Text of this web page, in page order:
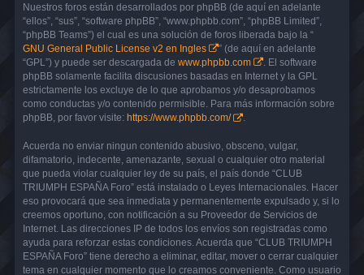
Nuestros foros están desarrollados por phpBB (de aquí en adelante
“ellos”, “sus”, “software phpBB”, “www.phpbb.com”, “phpBB Limited”,
“phpBB Teams”) el cual es una solución de foros liberada bajo la “
GNU General Public License v2 en Ingles
” (de aquí en adelante
“GPL”) y puede ser descargada de www.phpbb.com
. El software
phpBB solamente facilita discusiones basadas en Internet y la GPL
estrictamente los excluye de lo que aprobamos y/o desaprobamos
como conductas y/o contenido permisible. Para más información sobre
phpBB, por favor visite: https://www.phpbb.com/ .
Acuerda no enviar ningun contenido abusivo, obsceno, vulgar,
difamatorio, indecente, amenazante, sexual o cualquier otro material
que pueda violar cualquier ley de su país, el país donde “CLUB
TRIUMPH ESPAÑA Foro” está instalado o Leyes Internacionales. Hacer
eso provocará que sea inmediata y permanentemente expulsado y, si lo
creemos oportuno, con notificación a su Proveedor de Servicios de
Internet. Las direcciones IP de todos los envíos son registradas como
ayuda para reforzar estas condiciones. Acuerda que “CLUB TRIUMPH
ESPAÑA Foro” tiene derecho a eliminar, editar, mover o cerrar cualquier
tema en cualquier momento que lo creamos conveniente. Como usuario